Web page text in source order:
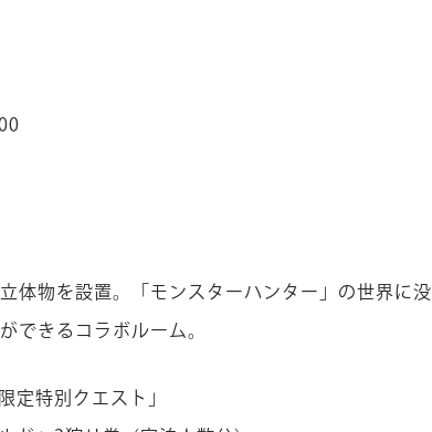
体物を設置。「モンスターハンター」の世界に没
できるコラボルーム。
定特別クエスト」